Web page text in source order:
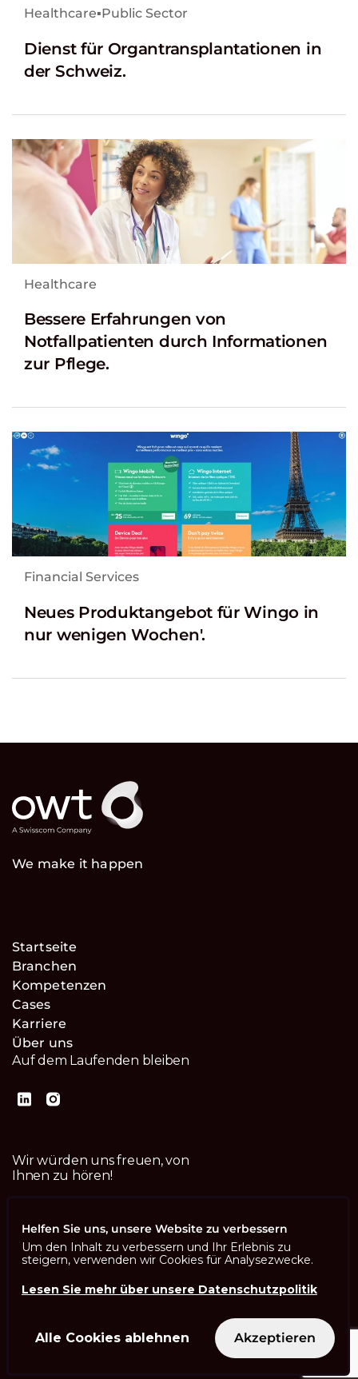
Healthcare▪Public Sector
Dienst für Organtransplantationen in
der Schweiz.
Healthcare
Bessere Erfahrungen von
Notfallpatienten durch Informationen
zur Pflege.
Financial Services
Neues Produktangebot für Wingo in
nur wenigen Wochen'.
We make it happen
Startseite
Branchen
Kompetenzen
Cases
Karriere
Über uns
Auf dem Laufenden bleiben
Wir würden uns freuen, von
Ihnen zu hören!
ISO 13485
ISO/IEC 27001
Helfen Sie uns, unsere Website zu verbessern
Um den Inhalt zu verbessern und Ihr Erlebnis zu
steigern, verwenden wir Cookies für Analysezwecke.
Lesen Sie mehr über unsere Datenschutzpolitik
Alle Cookies ablehnen Akzeptieren